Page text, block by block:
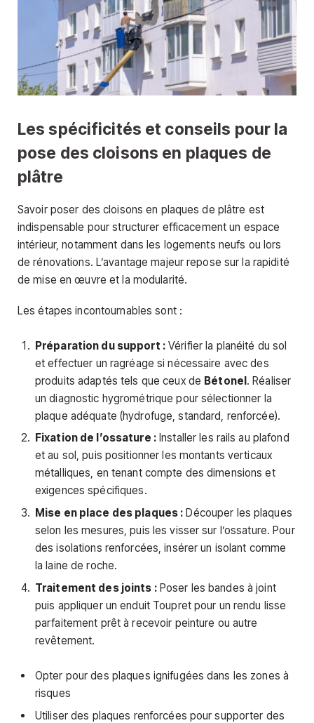
Les spécificités et conseils pour la
pose des cloisons en plaques de
plâtre
Savoir poser des cloisons en plaques de plâtre est
indispensable pour structurer efficacement un espace
intérieur, notamment dans les logements neufs ou lors
de rénovations. L’avantage majeur repose sur la rapidité
de mise en œuvre et la modularité.
Les étapes incontournables sont :
Préparation du support :Vérifier la planéité du sol
et effectuer un ragréage si nécessaire avec des
produits adaptés tels que ceux de Bétonel. Réaliser
un diagnostic hygrométrique pour sélectionner la
plaque adéquate (hydrofuge, standard, renforcée).
Fixation de l’ossature :Installer les rails au plafond
et au sol, puis positionner les montants verticaux
métalliques, en tenant compte des dimensions et
exigences spécifiques.
Mise en place des plaques : Découper les plaques
selon les mesures, puis les visser sur l’ossature. Pour
des isolations renforcées, insérer un isolant comme
la laine de roche.
Traitement des joints :Poser les bandes à joint
puis appliquer un enduit Toupret pour un rendu lisse
parfaitement prêt à recevoir peinture ou autre
revêtement.
Opter pour des plaques ignifugées dans les zones à
risques
Utiliser des plaques renforcées pour supporter des